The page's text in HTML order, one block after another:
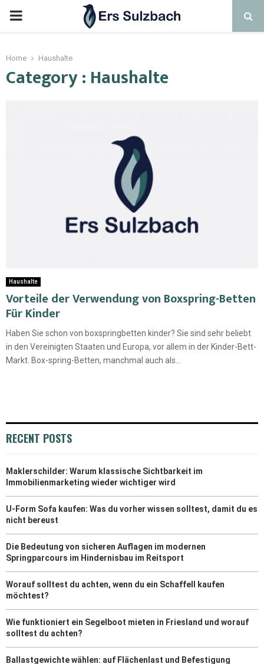
Home Haushalte
Category : Haushalte
Haushalte
Vorteile der Verwendung von Boxspring-Betten
Für Kinder
Haben Sie schon von boxspringbetten kinder? Sie sind sehr beliebt
in den Vereinigten Staaten und Europa, vor allem in der Kinder-Bett-
Markt. Box-spring-Betten, manchmal auch als...
RECENT POSTS
Maklerschilder: Warum klassische Sichtbarkeit im
Immobilienmarketing wieder wichtiger wird
U-Form Sofa kaufen: Was du vorher wissen solltest, damit du es
nicht bereust
Die Bedeutung von sicheren Auflagen im modernen
Springparcours im Hindernisbau im Reitsport
Worauf solltest du achten, wenn du ein Schaffell kaufen
möchtest?
Wie funktioniert ein Segelboot mieten in Friesland und worauf
solltest du achten?
Ballastgewichte wählen: auf Flächenlast und Befestigung